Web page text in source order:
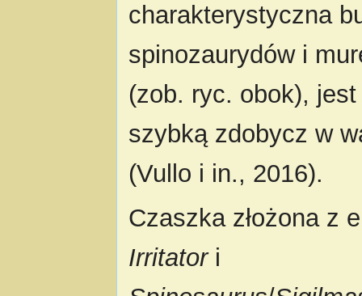
charakterystyczna
spinozaurydów i
(zob. ryc. obok),
szybką zdobycz w
(Vullo i in., 2016).
Czaszka złożona z
Irritatori